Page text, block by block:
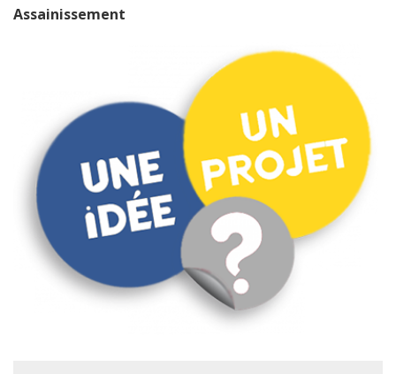
Assainissement